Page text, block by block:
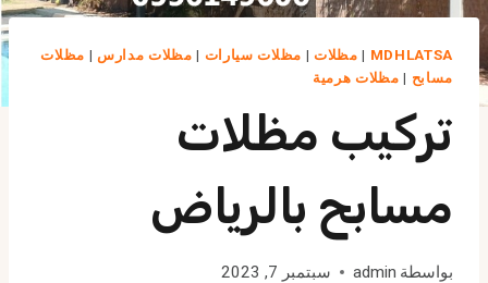
MDHLATSA
| مظلات | مظلات سيارات | مظلات مدارس | مظلات
مسابح | مظلات هرمية
تركيب مظلات
مسابح بالرياض
بواسطة admin سبتمبر 7, 2023